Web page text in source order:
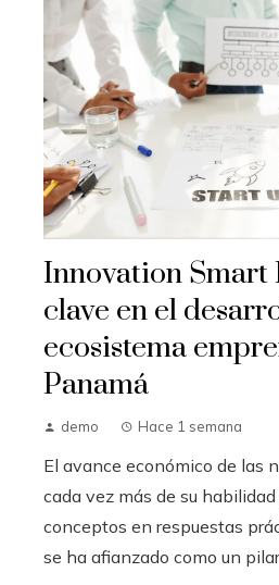
Innovation
clave en el
ecosistema
Panamá
demo Hace 1 semana
El avance económico de las
cada vez más de su
conceptos en respuestas
se ha afianzado como un